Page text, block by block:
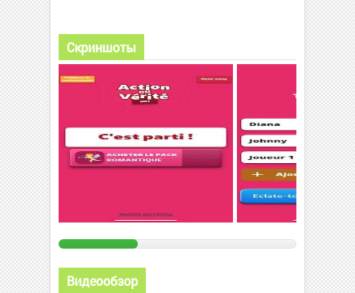
Скриншоты
Видеообзор